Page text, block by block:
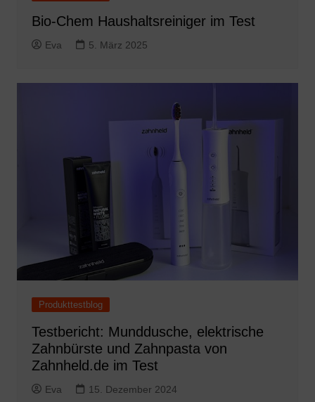
Bio-Chem Haushaltsreiniger im Test
Eva 5. März 2025
Produkttestblog
Testbericht: Munddusche, elektrische
Zahnbürste und Zahnpasta von
Zahnheld.de im Test
Eva 15. Dezember 2024